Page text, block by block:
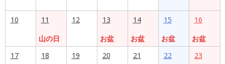
10
11
山の日
12
13
お盆
14
お盆
15
お盆
16
お盆
17
18 19 20 21 22 23